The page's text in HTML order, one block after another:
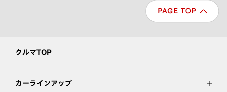
クルマTOP
カーラインアップ